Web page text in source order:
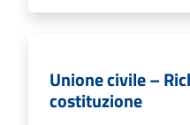
Unione civile –
costituzione